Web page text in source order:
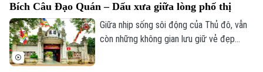
An ninh trật tự
Công nghệ
Người Hà Nội
Khoảnh khắc Hà Nội
Ẩm thực
Tin tức
Quân sự
Hồ sơ
Kinh tế
Tin tức
Nhà đất
Bích Câu Đạo Quán – Dấu xưa giữa lòng phố thị
Giữa nhịp sống sôi động của Thủ đô, vẫn
còn những không gian lưu giữ vẻ đẹp